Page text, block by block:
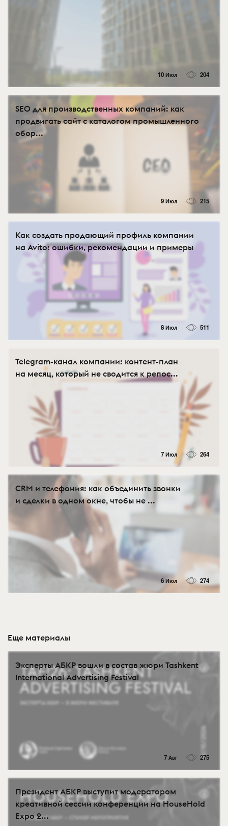
10 Июл 204
SEO для производственных компаний: как
продвигать сайт с каталогом промышленного
обор...
9 Июл 215
Как создать продающий профиль компании
на Avito: ошибки, рекомендации и примеры
8 Июл 511
Telegram-канал компании: контент-план
на месяц, который не сводится к репос...
7 Июл 264
CRM и телефония: как объединить звонки
и сделки в одном окне, чтобы не ...
6 Июл 274
Еще материалы
Эксперты АБКР вошли в состав жюри Tashkent
International Advertising Festival
7 Авг 275
Президент АБКР выступит модератором
креативной сессии конференции на HouseHold
Expo 2...